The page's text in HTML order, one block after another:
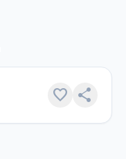
favorite share